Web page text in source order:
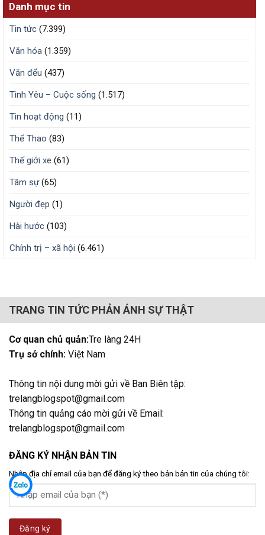
Danh mục tin
Tin tức (7.399)
Văn hóa (1.359)
Văn đểu (437)
Tình Yêu – Cuộc sống (1.517)
Tin hoạt động (11)
Thể Thao (83)
Thế giới xe (61)
Tâm sự(65)
Người đẹp (1)
Hài hước (103)
Chính trị – xã hội (6.461)
TRANG TIN TỨC PHẢN ÁNH SỰ THẬT
Cơ quan chủ quản:Tre làng 24H
Trụ sở chính: Việt Nam
Thông tin nội dung mời gửi về Ban Biên tập:
trelangblogspot@gmail.com
Thông tin quảng cáo mời gửi về Email:
trelangblogspot@gmail.com
ĐĂNG KÝ NHẬN BẢN TIN
Nhập địa chỉ email của bạn để đăng ký theo bản bản tin của chúng tôi: